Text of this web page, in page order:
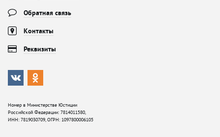
Обратная связь
Контакты
Реквизиты
Номер в Министерстве Юстиции
Российской Федерации: 7814011580,
ИНН: 7819030709, ОГРН: 1097800006105